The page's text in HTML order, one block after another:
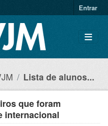
Entrar
Lista de alunos...
que foram
internacional